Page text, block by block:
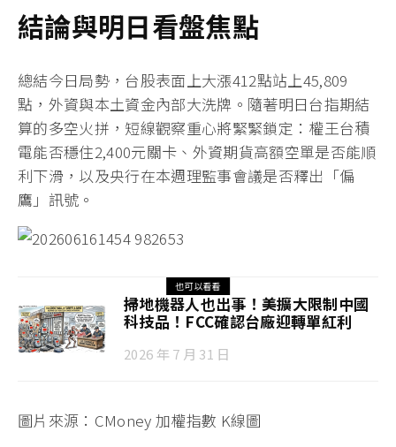
結論與明日看盤焦點
總結今日局勢，台股表面上大漲412點站上45,809
點，外資與本土資金內部大洗牌。隨著明日台指期結
算的多空火拼，短線觀察重心將緊緊鎖定：權王台積
電能否穩住2,400元關卡、外資期貨高額空單是否能順
利下滑，以及央行在本週理監事會議是否釋出「偏
鷹」訊號。
也可以看看
掃地機器人也出事！美擴大限制中國
科技品！FCC確認台廠迎轉單紅利
2026 年 7 月 31 日
圖片來源：CMoney 加權指數 K線圖